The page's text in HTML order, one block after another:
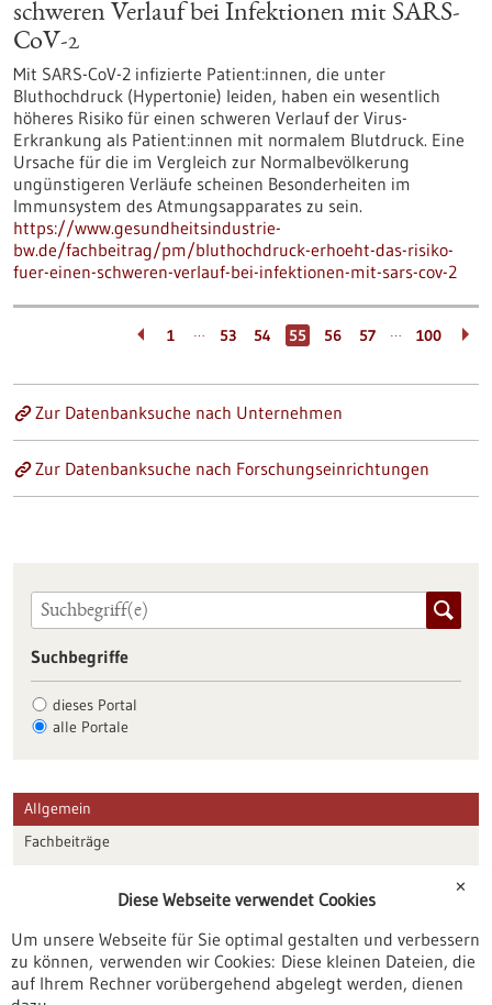
schweren Verlauf bei Infektionen mit SARS-
CoV-2
Mit SARS-CoV-2 infizierte Patient:innen, die unter
Bluthochdruck (Hypertonie) leiden, haben ein wesentlich
höheres Risiko für einen schweren Verlauf der Virus-
Erkrankung als Patient:innen mit normalem Blutdruck. Eine
Ursache für die im Vergleich zur Normalbevölkerung
ungünstigeren Verläufe scheinen Besonderheiten im
Immunsystem des Atmungsapparates zu sein.
https://www.gesundheitsindustrie-
bw.de/fachbeitrag/pm/bluthochdruck-erhoeht-das-risiko-
fuer-einen-schweren-verlauf-bei-infektionen-mit-sars-cov-2
1 … 53 54 55 56 57 … 100
Zur Datenbanksuche nach Unternehmen
Zur Datenbanksuche nach Forschungseinrichtungen
Suchbegriffe
dieses Portal
alle Portale
Allgemein
Fachbeiträge
Veranstaltungen
Erscheinungsdatum
✕
Diese Webseite verwendet Cookies
Um unsere Webseite für Sie optimal gestalten und verbessern
zu können, verwenden wir Cookies: Diese kleinen Dateien, die
auf Ihrem Rechner vorübergehend abgelegt werden, dienen